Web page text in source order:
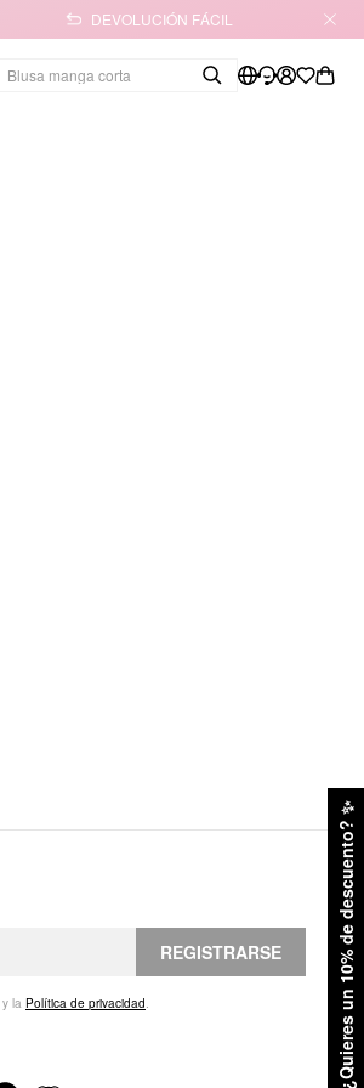
DEVOLUCIÓN FÁCIL
¿Quieres un 10% de descuento?
✨
REGISTRARSE
y la Política de privacidad.